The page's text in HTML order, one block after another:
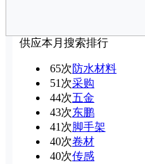
供应本月搜索排行
65次防水材料
51次采购
44次五金
43次东鹏
41次脚手架
40次卷材
40次传感